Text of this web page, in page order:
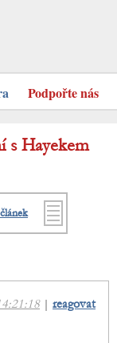
Podpořte nás
s Hayekem
| reagovat